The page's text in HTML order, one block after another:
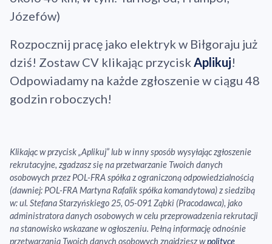
Józefów)
Rozpocznij pracę jako elektryk w Biłgoraju już
dziś! Zostaw CV klikając przycisk Aplikuj!
Odpowiadamy na każde zgłoszenie w ciągu 48
godzin roboczych!
Klikając w przycisk „Aplikuj” lub w inny sposób wysyłając zgłoszenie
rekrutacyjne, zgadzasz się na przetwarzanie Twoich danych
osobowych przez POL-FRA spółka z ograniczoną odpowiedzialnością
(dawniej: POL-FRA Martyna Rafalik spółka komandytowa) z siedzibą
w: ul. Stefana Starzyńskiego 25, 05-091 Ząbki (Pracodawca), jako
administratora danych osobowych w celu przeprowadzenia rekrutacji
na stanowisko wskazane w ogłoszeniu. Pełną informację odnośnie
przetwarzania Twoich danych osobowych znajdziesz wpolityce